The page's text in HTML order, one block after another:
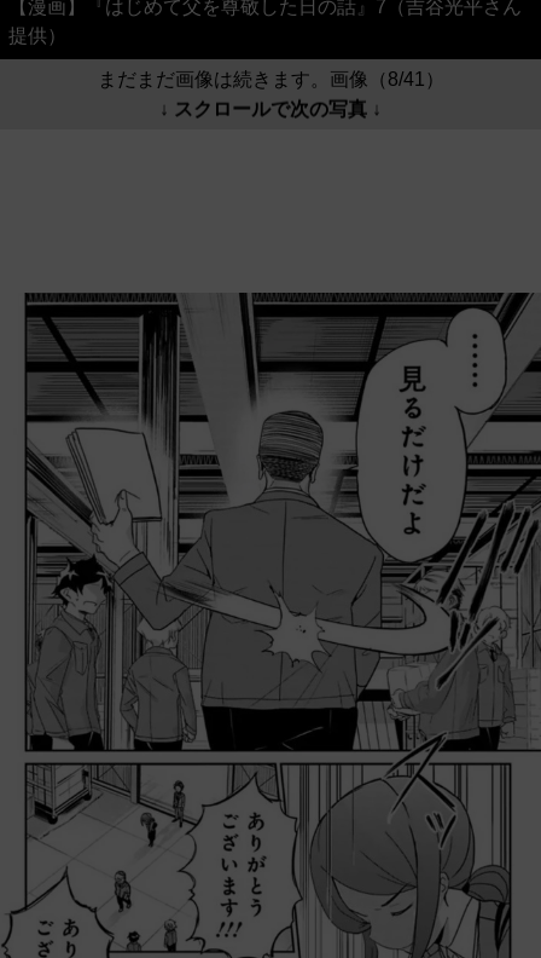
【漫画】『はじめて父を尊敬した日の話』7（吉谷光平さん
提供）
まだまだ画像は続きます。画像（8/41）
↓ スクロールで次の写真 ↓